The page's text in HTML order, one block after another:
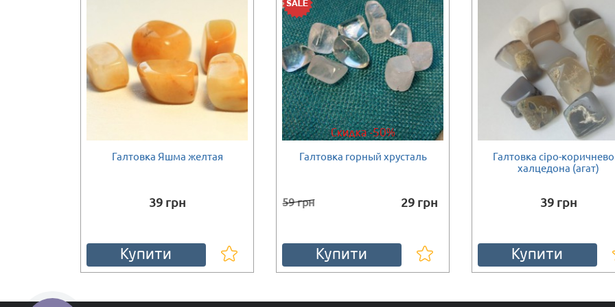
Галтовка Яшма желтая
39 грн
Купити
Скидка -50%
Галтовка горный хрусталь
59 грн 29 грн
Купити
Галтовка сіро-
халцедона (агат)
39 грн
Купити
Немає в наявності